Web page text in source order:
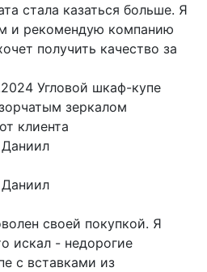
стала казаться больше. Я
и рекомендую компанию
получить качество за
Угловой шкаф-купе
зеркалом
своей покупкой. Я
искал - недорогие
с вставками из